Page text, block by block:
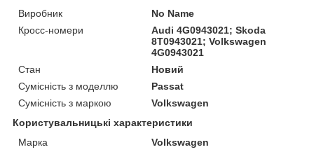
Виробник
No Name
Кросс-номери
Audi 4G0943021; Skoda
8T0943021; Volkswagen
4G0943021
Стан
Новий
Сумісність з моделлю
Passat
Сумісність з маркою
Volkswagen
Користувальницькі характеристики
Марка
Volkswagen